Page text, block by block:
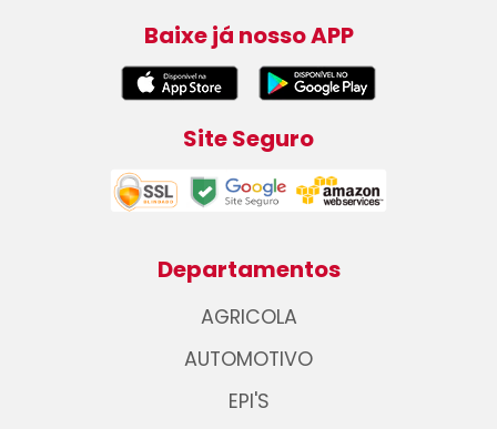
Baixe já nosso APP
Site Seguro
Departamentos
AGRICOLA
AUTOMOTIVO
EPI'S